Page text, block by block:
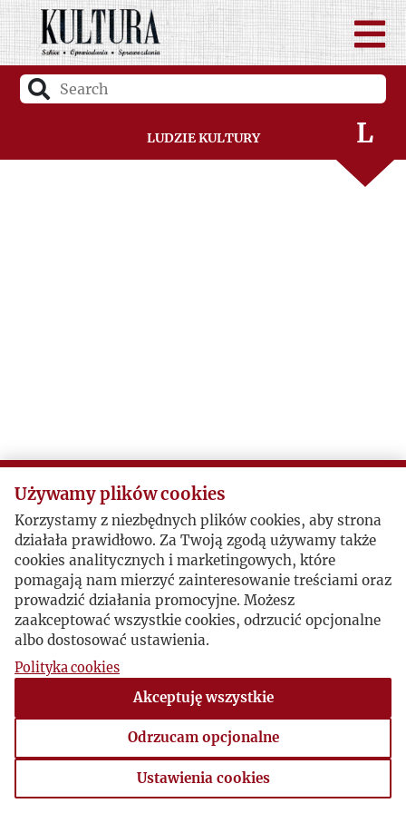
Ludzie Kultury
J
K
L
Ł
Ś
T
U
V
W
Używamy plików cookies
Korzystamy z niezbędnych plików cookies, aby strona
działała prawidłowo. Za Twoją zgodą używamy także
cookies analitycznych i marketingowych, które
pomagają nam mierzyć zainteresowanie treściami oraz
prowadzić działania promocyjne. Możesz
zaakceptować wszystkie cookies, odrzucić opcjonalne
albo dostosować ustawienia.
Polityka cookies
Akceptuję wszystkie
Odrzucam opcjonalne
Ustawienia cookies
Ustawienia cookies